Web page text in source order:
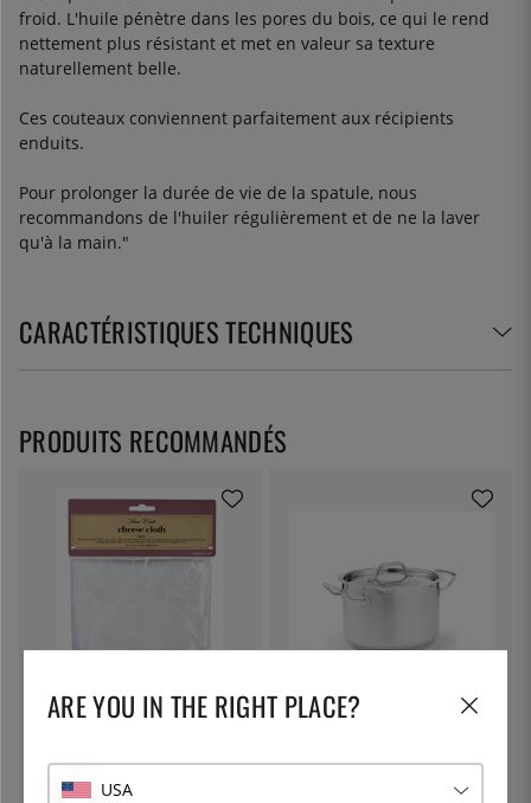
froid. L'huile pénètre dans les pores du bois, ce qui le rend
nettement plus résistant et met en valeur sa texture
naturellement belle.
Ces couteaux conviennent parfaitement aux récipients
enduits.
Pour prolonger la durée de vie de la spatule, nous
recommandons de l'huiler régulièrement et de ne la laver
qu'à la main."
CARACTÉRISTIQUES TECHNIQUES
KITCHEN CRAFT PATINA
PRODUITS RECOMMANDÉS
ARE YOU IN THE RIGHT PLACE?
USA